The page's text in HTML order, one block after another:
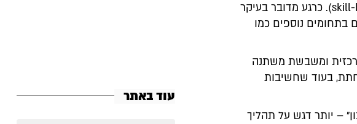
ע"פ תפקידים (role-based) לניהול ע"פ כישורים (skill-based). כרגע מדובר בעיקר
בתחומים נוספים כמו
ומשבשת משתנה
בעוד שחשיבות
– יותר דגש על תהליך
עוד באתר